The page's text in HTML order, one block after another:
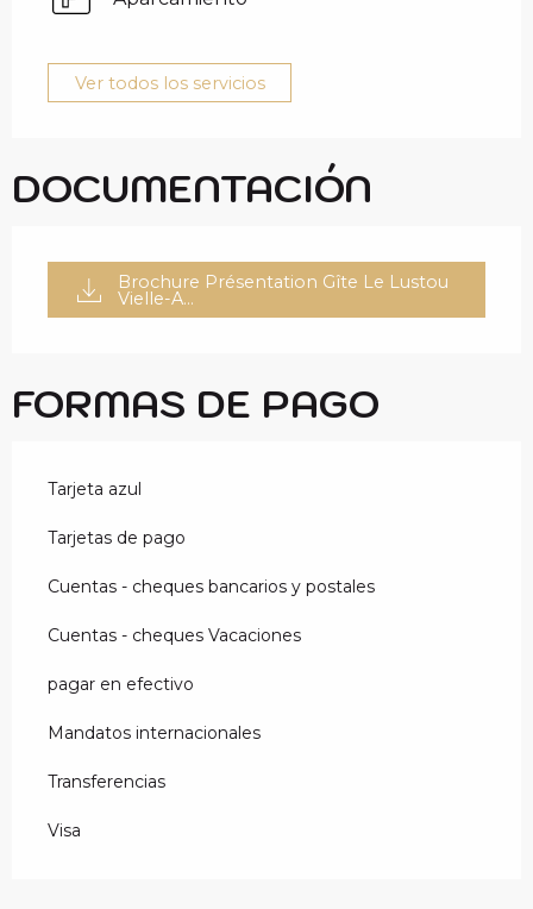
Ver todos los servicios
DOCUMENTACIÓN
Brochure Présentation Gîte Le Lustou
Vielle-A...
FORMAS DE PAGO
Tarjeta azul
Tarjetas de pago
Cuentas - cheques bancarios y postales
Cuentas - cheques Vacaciones
pagar en efectivo
Mandatos internacionales
Transferencias
Visa